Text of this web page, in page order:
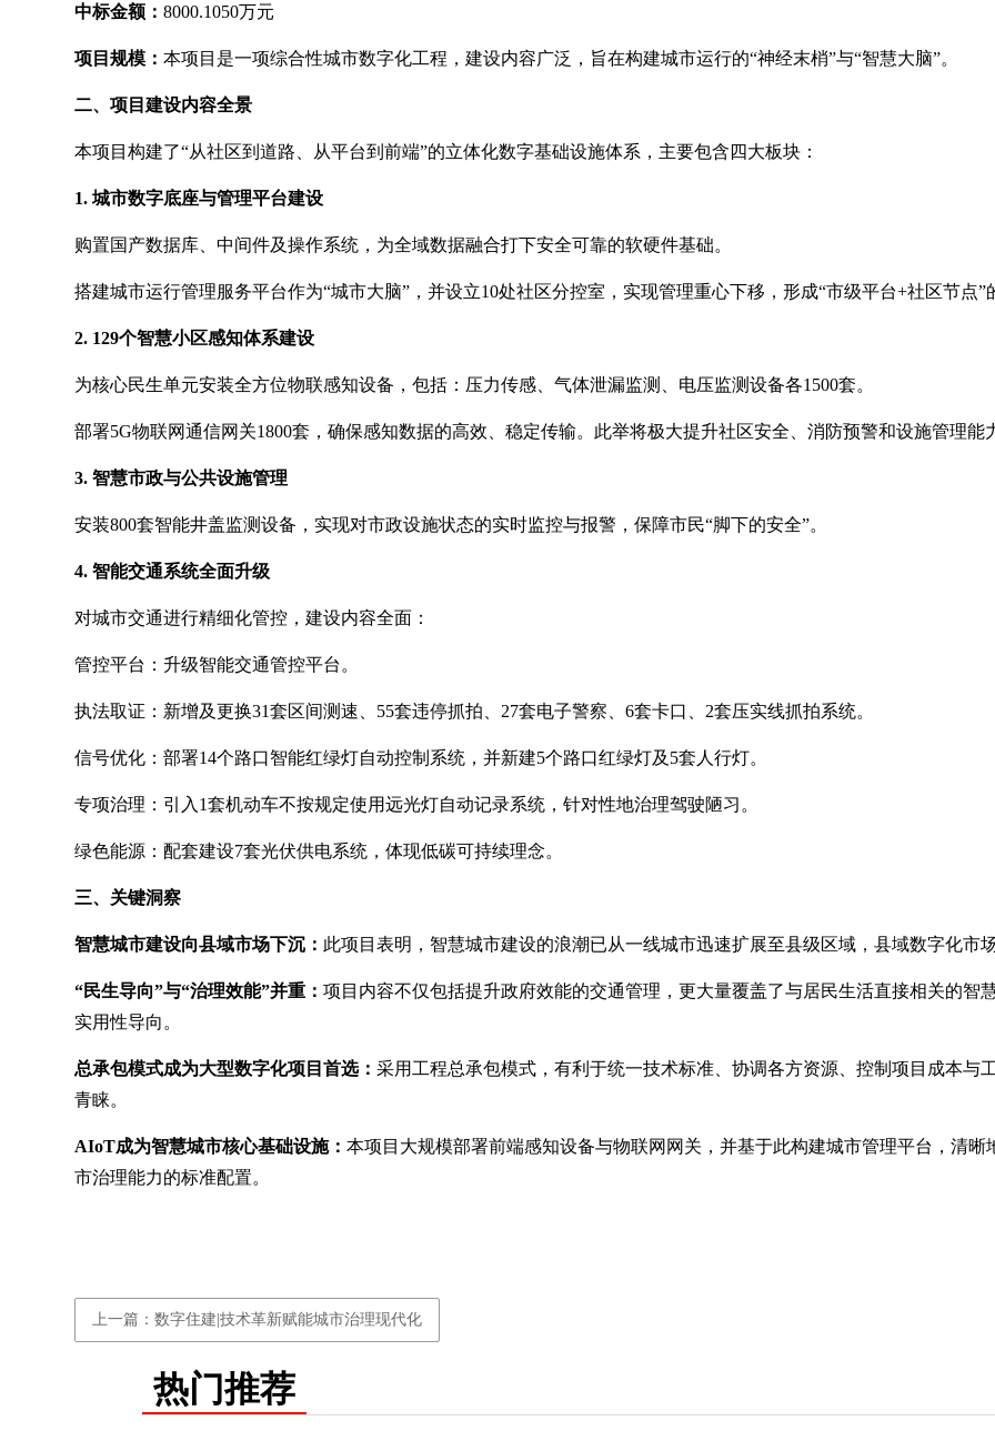
中标金额：8000.1050万元
项目规模：本项目是一项综合性城市数字化工程，建设内容广泛，旨在构建城市运行的“神经末梢”与“智慧大脑”。
二、项目建设内容全景
本项目构建了“从社区到道路、从平台到前端”的立体化数字基础设施体系，主要包含四大板块：
1. 城市数字底座与管理平台建设
购置国产数据库、中间件及操作系统，为全域数据融合打下安全可靠的软硬件基础。
搭建城市运行管理服务平台作为“城市大脑”，并设立10处社区分控室，实现管理重心下移，形成“市级平台+社区节点”
2. 129个智慧小区感知体系建设
为核心民生单元安装全方位物联感知设备，包括：压力传感、气体泄漏监测、电压监测设备各1500套。
部署5G物联网通信网关1800套，确保感知数据的高效、稳定传输。此举将极大提升社区安全、消防预警和设施管理能
3. 智慧市政与公共设施管理
安装800套智能井盖监测设备，实现对市政设施状态的实时监控与报警，保障市民“脚下的安全”。
4. 智能交通系统全面升级
对城市交通进行精细化管控，建设内容全面：
管控平台：升级智能交通管控平台。
执法取证：新增及更换31套区间测速、55套违停抓拍、27套电子警察、6套卡口、2套压实线抓拍系统。
信号优化：部署14个路口智能红绿灯自动控制系统，并新建5个路口红绿灯及5套人行灯。
专项治理：引入1套机动车不按规定使用远光灯自动记录系统，针对性地治理驾驶陋习。
绿色能源：配套建设7套光伏供电系统，体现低碳可持续理念。
三、关键洞察
智慧城市建设向县域市场下沉： 此项目表明，智慧城市建设的浪潮已从一线城市迅速扩展至县级区域，县域数字化市
“民生导向”与“治理效能”并重：项目内容不仅包括提升政府效能的交通管理，更大量覆盖了与居民生活直接相关的智
实用性导向。
总承包模式成为大型数字化项目首选：采用工程总承包模式，有利于统一技术标准、协调各方资源、控制项目成本与
青睐。
AIoT成为智慧城市核心基础设施：本项目大规模部署前端感知设备与物联网网关，并基于此构建城市管理平台，清
市治理能力的标准配置。
上一篇：数字住建|技术革新赋能城市治理现代化
热门推荐